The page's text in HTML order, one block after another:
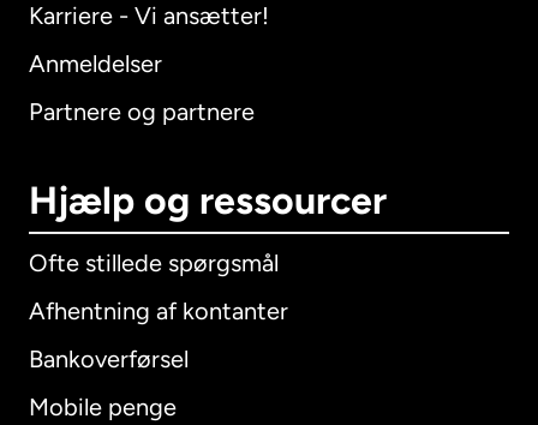
Karriere - Vi ansætter!
Anmeldelser
Partnere og partnere
Hjælp og ressourcer
Ofte stillede spørgsmål
Afhentning af kontanter
Bankoverførsel
Mobile penge